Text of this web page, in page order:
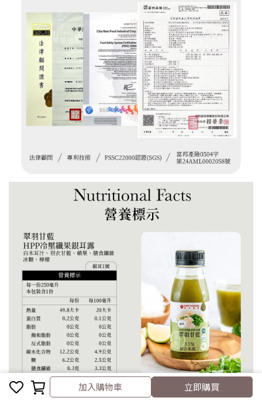
加入購物車 立即購買